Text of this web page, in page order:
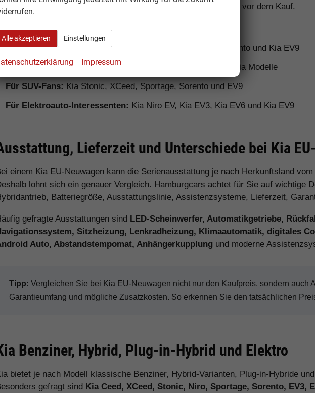
Lieferzeit, Garantiebedingungen und Fahrzeugdetails transparent vor dem Kauf.
Für Stadtfahrer:Kia Picanto, Kia Stonic und Kia XCeed
Für Familien:Kia Ceed Sportswagon, Kia Sportage, Kia Sorento und Kia EV9
Für Pendler:Kia Ceed, XCeed, Niro Hybrid und elektrische Kia Modelle
Für SUV-Fans: Kia Stonic, XCeed, Sportage, Sorento und EV9
Für Elektroauto-Interessenten: Kia Niro EV, Kia EV3, Kia EV6 und Kia EV9
Lieferzeit und Unterschiede bei Kia
einem Kia EU-Neuwagen kann die Serienausstattung je nach Herkunftsland
lohnt sich ein genauer Vergleich. Hamburgcars achtet für Sie auf wichtige
Batteriegröße, Ausstattungslinie, Assistenzsysteme, Lieferzeit,
gefragte Ausstattungen sind LED-Scheinwerfer, Automatikgetriebe,
Sitzheizung, Lenkradheizung, Klimaautomatik, digitales
Auto, Abstandstempomat, Anhängerkupplung und moderne
Tipp: Vergleichen Sie bei Kia EU-Neuwagen nicht nur den Kaufpreis, sondern auch
Garantieumfang und mögliche Zusatzkosten. So erkennen Sie den tatsächlichen
Benziner, Hybrid, Plug-in-Hybrid und Elektro
bietet je nach Modell klassische Benziner, Hybrid-Varianten, Plug-in-Hybride
gefragt sind Kia Ceed, XCeed, Stonic, Niro, Sportage, Sorento, EV3,
Alle akzeptieren Einstellungen
Impressum